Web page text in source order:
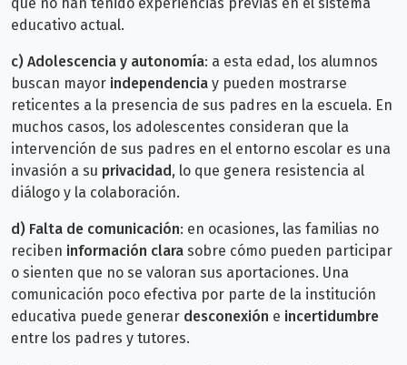
que no han tenido experiencias previas en el sistema
educativo actual.
c) Adolescencia y autonomía: a esta edad, los alumnos
buscan mayor independencia y pueden mostrarse
reticentes a la presencia de sus padres en la escuela. En
muchos casos, los adolescentes consideran que la
intervención de sus padres en el entorno escolar es una
invasión a su privacidad , lo que genera resistencia al
diálogo y la colaboración.
d) Falta de comunicación: en ocasiones, las familias no
reciben información clara sobre cómo pueden participar
o sienten que no se valoran sus aportaciones. Una
comunicación poco efectiva por parte de la institución
educativa puede generar desconexión e incertidumbre
entre los padres y tutores.